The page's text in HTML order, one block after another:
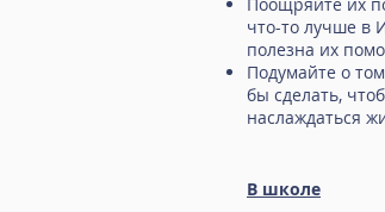
что-то лучше в
полезна их
Подумайте о
бы сделать,
наслаждаться
В школе